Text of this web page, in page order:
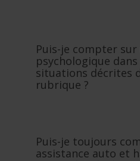
Puis-je compter sur
psychologique
situations décrites
rubrique ?
Puis-je toujours
assistance auto et